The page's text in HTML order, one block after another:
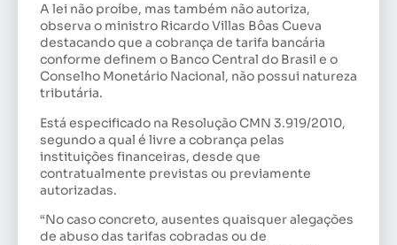
A lei não proíbe, mas também não autoriza,
observa o ministro Ricardo Villas Bôas Cueva
destacando que a cobrança de tarifa bancária
conforme definem o Banco Central do Brasil e o
Conselho Monetário Nacional, não possui natureza
tributária.
Está especificado na Resolução CMN 3.919/2010,
segundo a qual é livre a cobrança pelas
instituições financeiras, desde que
contratualmente previstas ou previamente
autorizadas.
“No caso concreto, ausentes quaisquer alegações
de abuso das tarifas cobradas ou de